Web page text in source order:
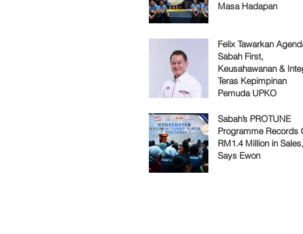
Masa Hadapan
Felix Tawarkan Agenda
Sabah First,
Keusahawanan &
Teras Kepimpinan
Pemuda UPKO
Sabah’s PROTUNE
Programme Records
RM1.4 Million in Sales,
Says Ewon